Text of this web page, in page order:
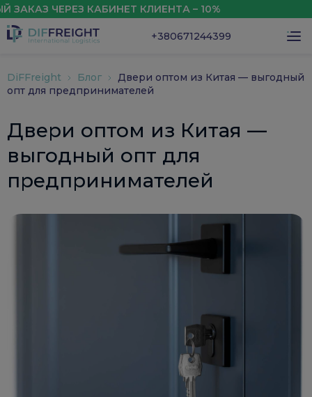
ЧЕРЕЗ КАБИНЕТ КЛИЕНТА – 10%
+380671244399
DiFFreight Блог
Двери оптом из Китая — выгодный
опт для предпринимателей
Двери оптом из Китая —
выгодный опт для
предпринимателей